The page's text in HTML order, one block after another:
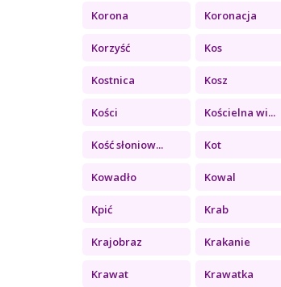
Korona Koronacja
Korzyść Kos
Kostnica Kosz
Kości Kościelna wi...
Kość słoniow... Kot
Kowadło Kowal
Kpić Krab
Krajobraz Krakanie
Krawat Krawatka